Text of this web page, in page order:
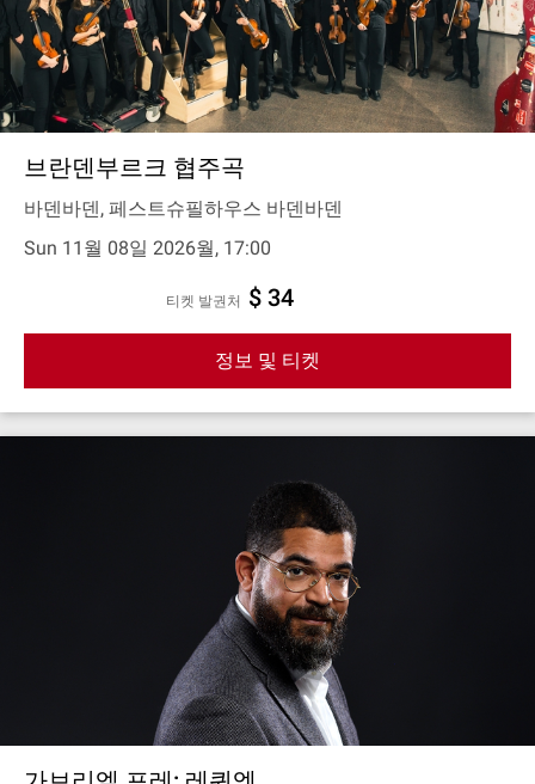
브란덴부르크 협주곡
바덴바덴, 페스트슈필하우스 바덴바덴
Sun 11월 08일 2026월, 17:00
티켓 발권처 $ 34
정보 및 티켓